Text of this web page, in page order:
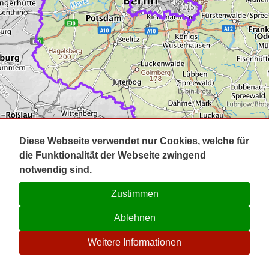
Impressum
Kontakt
☉
Diese Webseite verwendet nur Cookies, welche für
die Funktionalität der Webseite zwingend
notwendig sind.
Zustimmen
Ablehnen
Weitere Informationen